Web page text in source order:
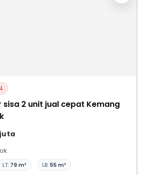
sisa 2 unit jual cepat Kemang
LT: 79 m² LB: 55 m²